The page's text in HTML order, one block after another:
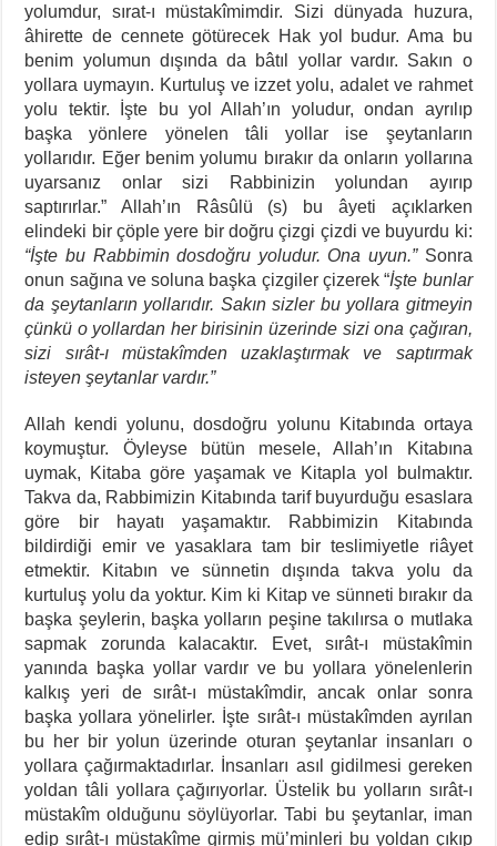
yolumdur, sırat-ı müstakîmimdir. Sizi dünyada huzura,
âhirette de cennete götürecek Hak yol budur. Ama bu
benim yolumun dışında da bâtıl yollar vardır. Sakın o
yollara uymayın. Kurtuluş ve izzet yolu, adalet ve rahmet
yolu tektir. İşte bu yol Allah’ın yoludur, ondan ayrılıp
başka yönlere yönelen tâli yollar ise şeytanların
yollarıdır. Eğer benim yolumu bırakır da onların yollarına
uyarsanız onlar sizi Rabbinizin yolundan ayırıp
saptırırlar.” Allah’ın Râsûlü (s) bu âyeti açıklarken
elindeki bir çöple yere bir doğru çizgi çizdi ve buyurdu ki:
“İşte bu Rabbimin dosdoğru yoludur. Ona uyun.” Sonra
onun sağına ve soluna başka çizgiler çizerek “İşte bunlar
da şeytanların yollarıdır. Sakın sizler bu yollara gitmeyin
çünkü o yollardan her birisinin üzerinde sizi ona çağıran,
sizi sırât-ı müstakîmden uzaklaştırmak ve saptırmak
isteyen şeytanlar vardır.”
Allah kendi yolunu, dosdoğru yolunu Kitabında ortaya
koymuştur. Öyleyse bütün mesele, Allah’ın Kitabına
uymak, Kitaba göre yaşamak ve Kitapla yol bulmaktır.
Takva da, Rabbimizin Kitabında tarif buyurduğu esaslara
göre bir hayatı yaşamaktır. Rabbimizin Kitabında
bildirdiği emir ve yasaklara tam bir teslimiyetle riâyet
etmektir. Kitabın ve sünnetin dışında takva yolu da
kurtuluş yolu da yoktur. Kim ki Kitap ve sünneti bırakır da
başka şeylerin, başka yolların peşine takılırsa o mutlaka
sapmak zorunda kalacaktır. Evet, sırât-ı müstakîmin
yanında başka yollar vardır ve bu yollara yönelenlerin
kalkış yeri de sırât-ı müstakîmdir, ancak onlar sonra
başka yollara yönelirler. İşte sırât-ı müstakîmden ayrılan
bu her bir yolun üzerinde oturan şeytanlar insanları o
yollara çağırmaktadırlar. İnsanları asıl gidilmesi gereken
yoldan tâli yollara çağırıyorlar. Üstelik bu yolların sırât-ı
müstakîm olduğunu söylüyorlar. Tabi bu şeytanlar, iman
edip sırât-ı müstakîme girmiş mü’minleri bu yoldan çıkıp